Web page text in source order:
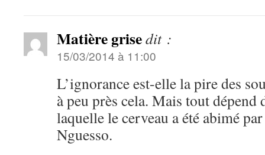
Matière grisedit :
15/03/2014 à 11:00
L’ignorance est-elle la pire des
à peu près cela. Mais tout dépend
laquelle le cerveau a été abimé
Nguesso.